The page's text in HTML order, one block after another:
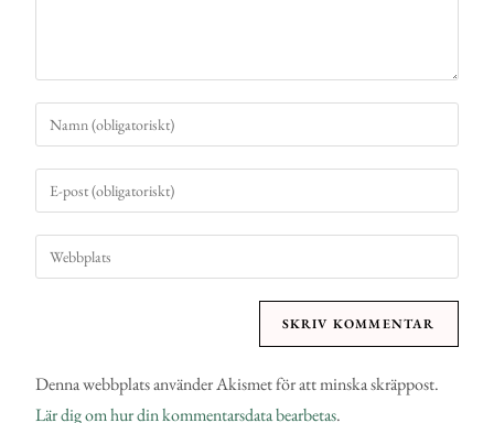
Denna webbplats använder Akismet för att minska skräppost.
Lär dig om hur din kommentarsdata bearbetas.